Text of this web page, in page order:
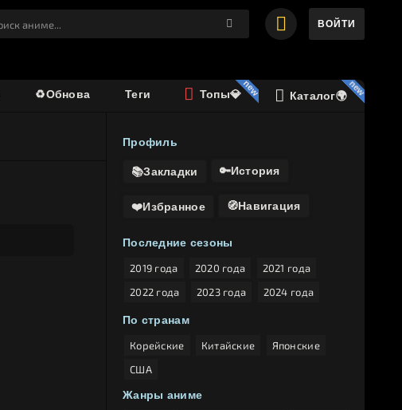
ВОЙТИ
♻️Обнова Теги Топы💎 Каталог🌍
Профиль
📚Закладки 🔑История
❤️Избранное 🧭Навигация
Последние сезоны
2019 года
2020 года
2021 года
2022 года
2023 года 2024 года
По странам
Корейские
Китайские
Японские
США
Жанры аниме